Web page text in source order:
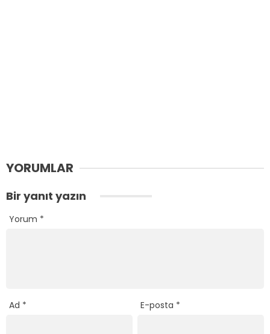
YORUMLAR
Bir yanıt yazın
Yorum *
Ad * E-posta *